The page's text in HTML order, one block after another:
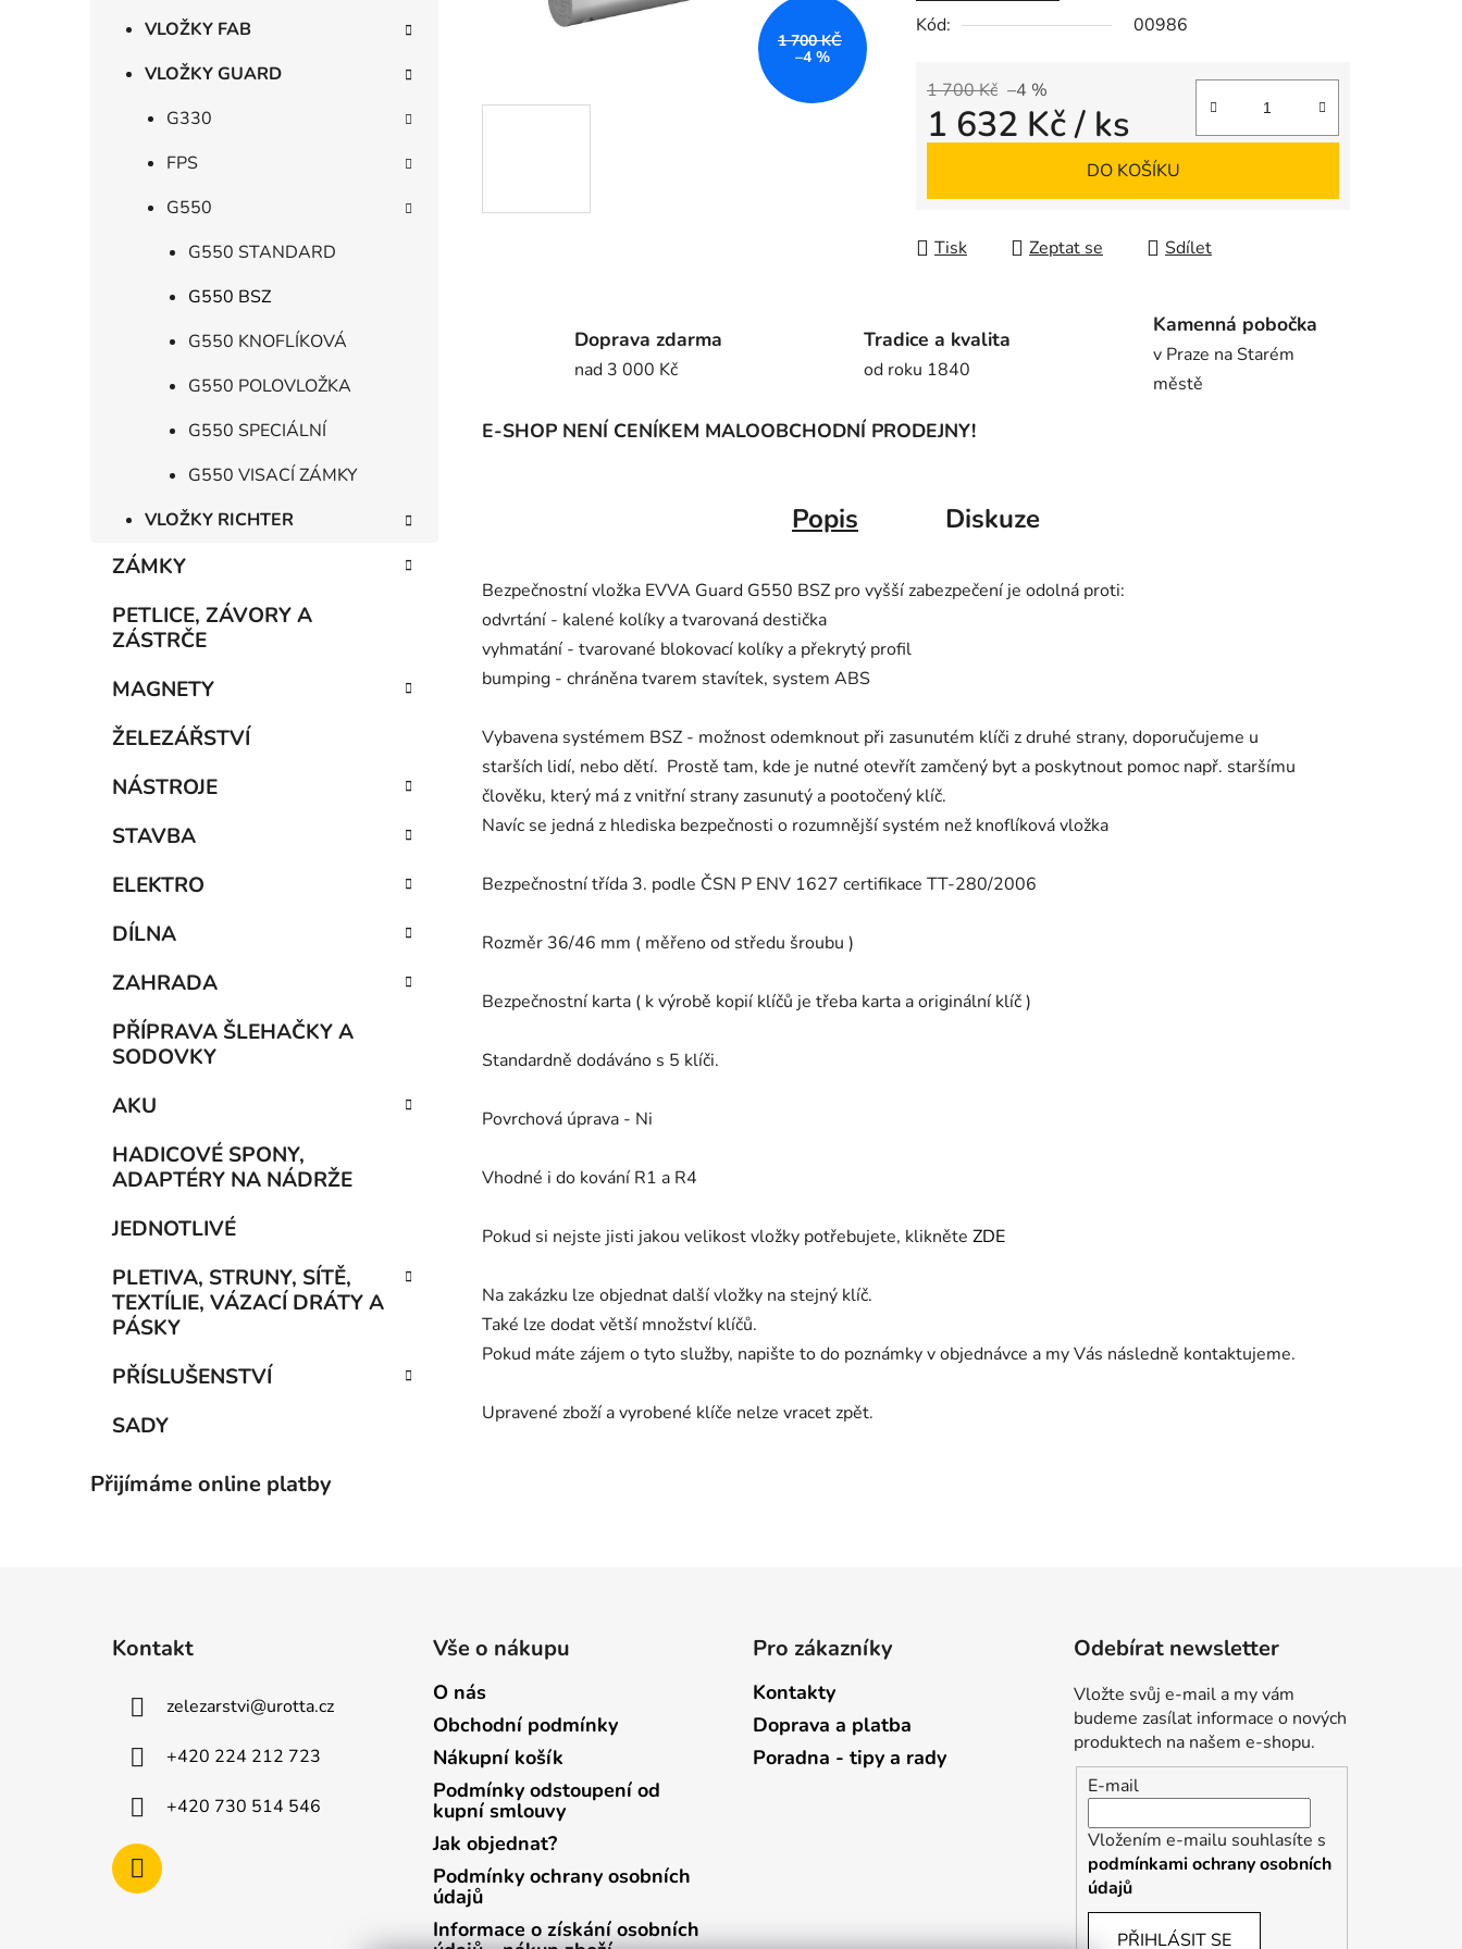
VLOŽKY FAB
VLOŽKY GUARD
G330
FPS
G550
G550 STANDARD
G550 BSZ
G550 KNOFLÍKOVÁ
G550 POLOVLOŽKA
G550 SPECIÁLNÍ
G550 VISACÍ ZÁMKY
VLOŽKY RICHTER
ZÁMKY
PETLICE, ZÁVORY A
ZÁSTRČE
MAGNETY
ŽELEZÁŘSTVÍ
NÁSTROJE
STAVBA
ELEKTRO
DÍLNA
ZAHRADA
PŘÍPRAVA ŠLEHAČKY A
SODOVKY
AKU
HADICOVÉ SPONY,
ADAPTÉRY NA NÁDRŽE
JEDNOTLIVÉ
PLETIVA, STRUNY, SÍTĚ,
TEXTÍLIE, VÁZACÍ DRÁTY A
PÁSKY
PŘÍSLUŠENSTVÍ
SADY
Přijímáme online platby
5
Kód:
00986
1 700 Kč –4 %
1 632 Kč/ ks
DO KOŠÍKU
Tisk Zeptat se Sdílet
1 700 KČ
–4 %
Doprava zdarma
nad 3 000 Kč
Tradice a kvalita
od roku 1840
Kamenná pobočka
v Praze na Starém
městě
E-SHOP NENÍ CENÍKEM MALOOBCHODNÍ PRODEJNY!
Popis Diskuze
Bezpečnostní vložka EVVA Guard G550 BSZ pro vyšší zabezpečení je odolná proti:
odvrtání - kalené kolíky a tvarovaná destička
vyhmatání - tvarované blokovací kolíky a překrytý profil
bumping - chráněna tvarem stavítek, system ABS
Vybavena systémem BSZ - možnost odemknout při zasunutém klíči z druhé strany, doporučujeme u
starších lidí, nebo dětí. Prostě tam, kde je nutné otevřít zamčený byt a poskytnout pomoc např. staršímu
člověku, který má z vnitřní strany zasunutý a pootočený klíč.
Navíc se jedná z hlediska bezpečnosti o rozumnější systém než knoflíková vložka
Bezpečnostní třída 3. podle ČSN P ENV 1627 certifikace TT-280/2006
Rozměr 36/46 mm ( měřeno od středu šroubu )
Bezpečnostní karta ( k výrobě kopií klíčů je třeba karta a originální klíč )
Standardně dodáváno s 5 klíči.
Povrchová úprava - Ni
Vhodné i do kování R1 a R4
Pokud si nejste jisti jakou velikost vložky potřebujete, klikněte ZDE
Na zakázku lze objednat další vložky na stejný klíč.
Také lze dodat větší množství klíčů.
Pokud máte zájem o tyto služby, napište to do poznámky v objednávce a my Vás následně kontaktujeme.
Upravené zboží a vyrobené klíče nelze vracet zpět.
Kontakt
zelezarstvi@urotta.cz
+420 224 212 723
+420 730 514 546
Vše o nákupu
O nás
Obchodní podmínky
Nákupní košík
Podmínky odstoupení od
kupní smlouvy
Jak objednat?
Podmínky ochrany osobních
údajů
Informace o získání osobních
Pro zákazníky
Kontakty
Doprava a platba
Poradna - tipy a rady
Odebírat newsletter
Vložte svůj e-mail a my vám
budeme zasílat informace o nových
produktech na našem e-shopu.
E-mail
Vložením e-mailu souhlasíte s
podmínkami ochrany osobních
údajů
PŘIHLÁSIT SE